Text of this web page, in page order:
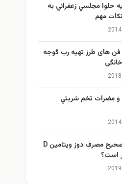
حلوا مجلسي زعفراني به
مهم
های طرز تهیه رب گوجه
مضرات تخم شربتي
میزان صحیح مصرف دوز ویتامین D
است؟